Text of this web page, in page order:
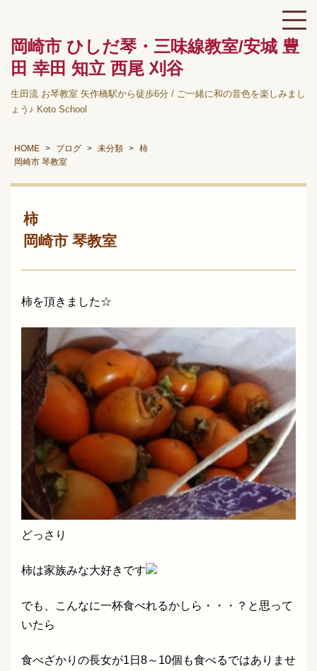
岡崎市 ひしだ琴・三味線教室/安城 豊
田 幸田 知立 西尾 刈谷
生田流 お琴教室 矢作橋駅から徒歩6分 / ご一緒に和の音色を楽しみまし
ょう♪ Koto School
HOME ブログ 未分類
柿
岡崎市 琴教室
柿
岡崎市 琴教室
柿を頂きました☆
どっさり
柿は家族みな大好きです
でも、こんなに一杯食べれるかしら・・・？と思って
いたら
食べざかりの長女が1日8～10個も食べるではありませ